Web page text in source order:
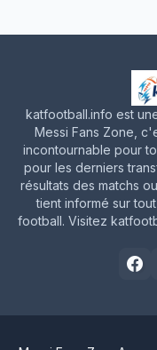
katfootball.info est
Messi Fans Zone,
incontournable pour
pour les derniers
résultats des matchs
tient informé sur
football. Visitez